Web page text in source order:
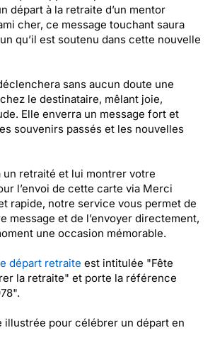
départ à la retraite d’un mentor
cher, ce message touchant saura
qu’il est soutenu dans cette nouvelle
sans aucun doute une
le destinataire, mêlant joie,
Elle enverra un message fort et
souvenirs passés et les nouvelles
un retraité et lui montrer votre
l’envoi de cette carte via Merci
rapide, notre service vous permet de
message et de l’envoyer directement,
une occasion mémorable.
départ retraite est intitulée "Fête
la retraite" et porte la référence
illustrée pour célébrer un départ en